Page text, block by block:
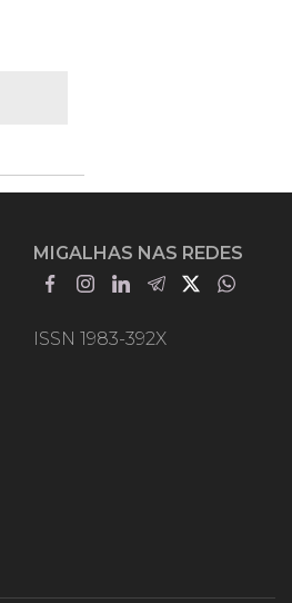
MIGALHAS NAS REDES
ISSN 1983-392X